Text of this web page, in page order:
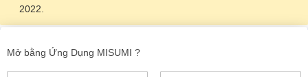
2022.
Mở bằng Ứng Dụng MISUMI ?